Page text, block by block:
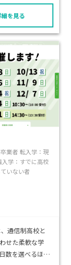
め、卒業率は
スです。
細を見る
業者 転入学：現
学：すでに高校
いない者
通信制高校と
せた柔軟な学
数を選べるほ